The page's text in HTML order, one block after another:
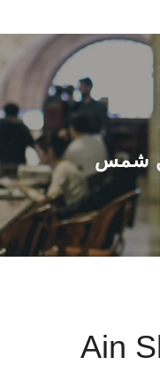
الرئيسيـة
عن الجامعة
القطاعـات
الشئون الأكاديمية
البحث العلمي
المراكز والوحدات
شمس
Ain